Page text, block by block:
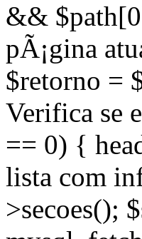
&&
pÃ¡gina
$retorno =
Verifica se
== 0) {
lista com
>secoes();